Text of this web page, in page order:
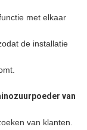
met elkaar
de installatie
van
van klanten.